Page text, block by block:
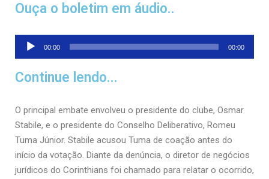
Ouça o boletim em áudio..
Tocador
de
áudio
00:00 00:00
Continue lendo...
O principal embate envolveu o presidente do clube, Osmar
Stabile, e o presidente do Conselho Deliberativo, Romeu
Tuma Júnior. Stabile acusou Tuma de coação antes do
início da votação. Diante da denúncia, o diretor de negócios
jurídicos do Corinthians foi chamado para relatar o ocorrido,